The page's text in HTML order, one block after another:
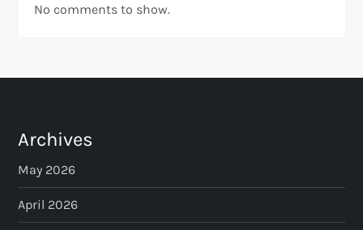
No comments to show.
Archives
May 2026
April 2026